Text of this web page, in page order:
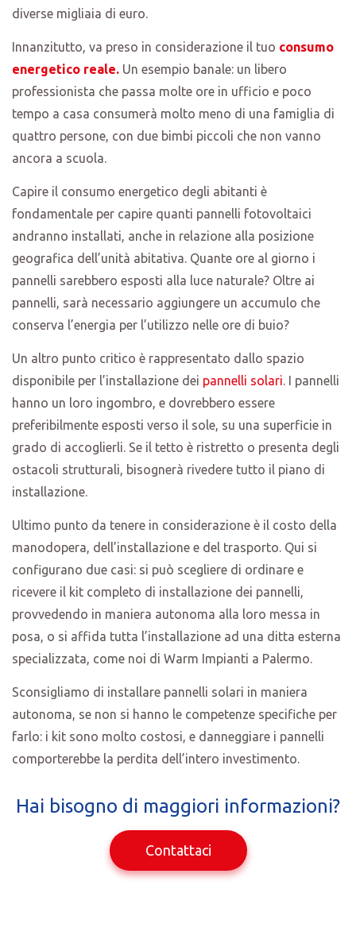
diverse migliaia di euro.
Innanzitutto, va preso in considerazione il tuo consumo
energetico reale. Un esempio banale: un libero
professionista che passa molte ore in ufficio e poco
tempo a casa consumerà molto meno di una famiglia di
quattro persone, con due bimbi piccoli che non vanno
ancora a scuola.
Capire il consumo energetico degli abitanti è
fondamentale per capire quanti pannelli fotovoltaici
andranno installati, anche in relazione alla posizione
geografica dell’unità abitativa. Quante ore al giorno i
pannelli sarebbero esposti alla luce naturale? Oltre ai
pannelli, sarà necessario aggiungere un accumulo che
conserva l’energia per l’utilizzo nelle ore di buio?
Un altro punto critico è rappresentato dallo spazio
disponibile per l’installazione dei pannelli solari. I pannelli
hanno un loro ingombro, e dovrebbero essere
preferibilmente esposti verso il sole, su una superficie in
grado di accoglierli. Se il tetto è ristretto o presenta degli
ostacoli strutturali, bisognerà rivedere tutto il piano di
installazione.
Ultimo punto da tenere in considerazione è il costo della
manodopera, dell’installazione e del trasporto. Qui si
configurano due casi: si può scegliere di ordinare e
ricevere il kit completo di installazione dei pannelli,
provvedendo in maniera autonoma alla loro messa in
posa, o si affida tutta l’installazione ad una ditta esterna
specializzata, come noi di Warm Impianti a Palermo.
Sconsigliamo di installare pannelli solari in maniera
autonoma, se non si hanno le competenze specifiche per
farlo: i kit sono molto costosi, e danneggiare i pannelli
comporterebbe la perdita dell’intero investimento.
Hai bisogno di maggiori informazioni?
Contattaci